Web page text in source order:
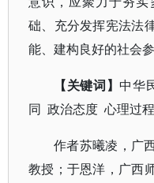
础、充分发挥宪法法
能、建构良好的社会参
【关键词】中华
同 政治态度 心理过程
作者苏曦凌，广
教授；于恩洋，广西